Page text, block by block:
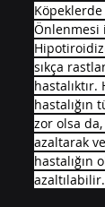
Önlenmesi
sıkça
hastalığın
zor olsa
azaltarak
hastalığın
azaltılabilir.